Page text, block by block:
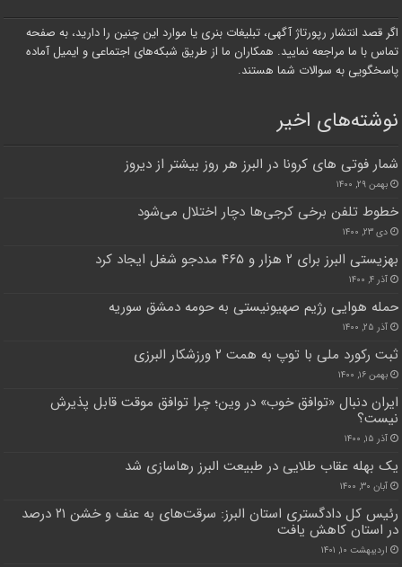
اگر قصد انتشار رپورتاژ آگهی، تبلیغات بنری یا موارد این چنین را دارید، به صفحه
تماس با ما مراجعه نمایید. همکاران ما از طریق شبکه‌های اجتماعی و ایمیل آماده
پاسخگویی به سوالات شما هستند.
نوشته‌های اخیر
شمار فوتی های کرونا در البرز هر روز بیشتر از دیروز
بهمن ۲۹, ۱۴۰۰
خطوط تلفن برخی کرجی‌ها دچار اختلال می‌شود
دی ۲۳, ۱۴۰۰
بهزیستی البرز برای ۲ هزار و ۴۶۵ مددجو شغل ایجاد کرد
آذر ۴, ۱۴۰۰
حمله هوایی رژیم صهیونیستی به حومه دمشق سوریه
آذر ۲۵, ۱۴۰۰
ثبت رکورد ملی با توپ به همت ۲ ورزشکار البرزی
بهمن ۱۶, ۱۴۰۰
ایران دنبال «توافق خوب» در وین؛ چرا توافق موقت قابل پذیرش
نیست؟
آذر ۱۵, ۱۴۰۰
یک بهله عقاب طلایی در طبیعت البرز رهاسازی شد
آبان ۳۰, ۱۴۰۰
رئیس کل دادگستری استان البرز: سرقت‌های به عنف و خشن ۲۱ درصد
در استان کاهش یافت
اردیبهشت ۱۰, ۱۴۰۱